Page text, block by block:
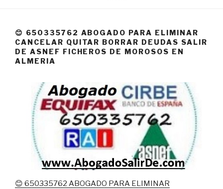
😊 650335762 ABOGADO PARA ELIMINAR
CANCELAR QUITAR BORRAR DEUDAS SALIR
DE ASNEF FICHEROS DE MOROSOS EN
ALMERIA
😊 650335762 ABOGADO PARA ELIMINAR